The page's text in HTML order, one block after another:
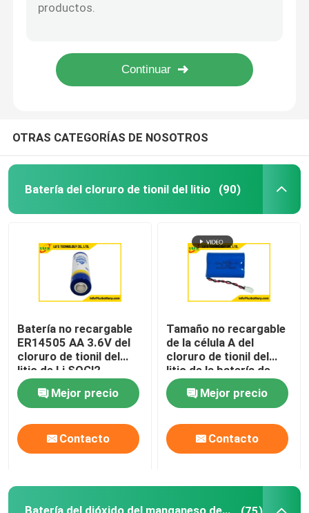
Botón de la pila del litio
Batería recargable del polímero de litio
PCM de la batería
Cargadores de batería de litio
1,2 batería recargable de V
Batería alcalina de 1,5 voltios
accesorios de la batería
Fuente de corriente continua de la CA
OTRAS CATEGORÍAS DE NOSOTROS
Batería del cloruro de tionil del litio (90)
Batería no recargable
ER14505 AA 3.6V del
cloruro de tionil del
litio de Li SOCl2
Mejor precio
Contacto
Tamaño no recargable
de la célula A del
cloruro de tionil del
litio de la batería de
ER17505 3.6V 3.6Ah
Mejor precio
Contacto